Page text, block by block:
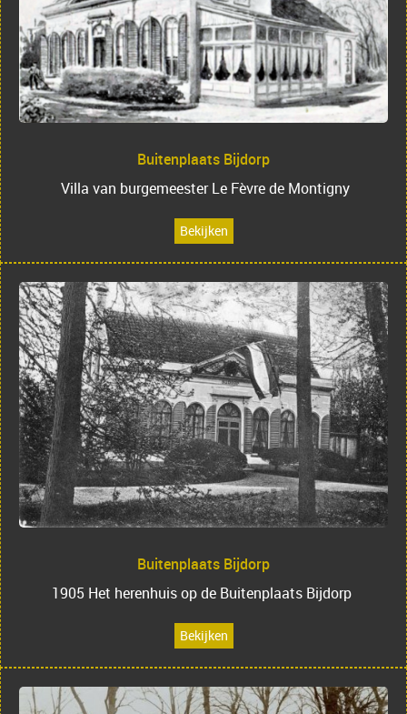
Buitenplaats Bijdorp
Villa van burgemeester Le Fèvre de Montigny
Bekijken
Buitenplaats Bijdorp
1905 Het herenhuis op de Buitenplaats Bijdorp
Bekijken